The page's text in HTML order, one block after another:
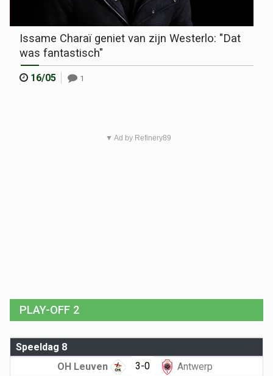
Issame Charaï geniet van zijn Westerlo: "Dat
was fantastisch"
16/05 1
▼ Ad by Refinery89
PLAY-OFF 2
Speeldag 8
OH Leuven
3-0
Antwerp